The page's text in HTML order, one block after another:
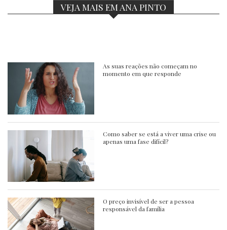
VEJA MAIS EM ANA PINTO
As suas reações não começam no
momento em que responde
Como saber se está a viver uma crise ou
apenas uma fase difícil?
O preço invisível de ser a pessoa
responsável da família